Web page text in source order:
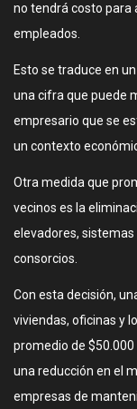
no tendrá costo para
empleados.
Esto se traduce en
una cifra que puede
empresario que se
un contexto
Otra medida que
vecinos es la
elevadores,
consorcios.
Con esta decisión,
viviendas, oficinas y
promedio de
una reducción en el
empresas de